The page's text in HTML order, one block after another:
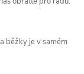
běžky je v samém